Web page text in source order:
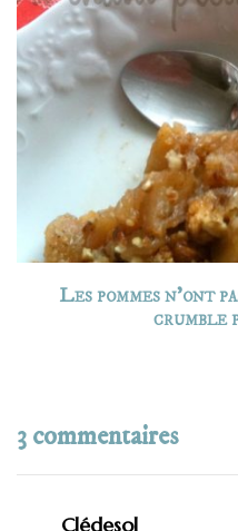
Les pommes n’ont
crumble
3 commentaires
Clédesol